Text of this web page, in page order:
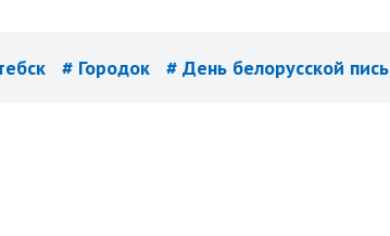
# Городок # День белорусской